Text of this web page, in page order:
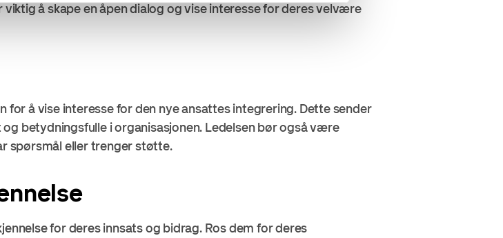
å skape en åpen dialog og vise interesse for deres velvære
for å vise interesse for den nye ansattes integrering. Dette sender
betydningsfulle i organisasjonen. Ledelsen bør også være
spørsmål eller trenger støtte.
for deres innsats og bidrag. Ros dem for deres